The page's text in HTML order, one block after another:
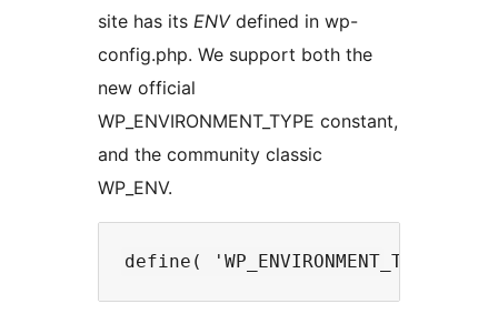
site has its ENVdefined in wp-
config.php. We support both the
new official
WP_ENVIRONMENT_TYPE constant,
and the community classic
WP_ENV.